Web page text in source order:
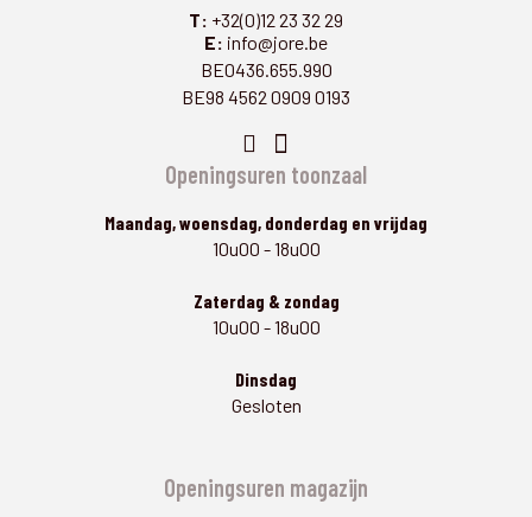
T: +32(0)12 23 32 29
E: info@jore.be
BE0436.655.990
BE98 4562 0909 0193
Openingsuren toonzaal
Maandag, woensdag, donderdag en vrijdag
10u00 - 18u00
Zaterdag & zondag
10u00 - 18u00
Dinsdag
Gesloten
Openingsuren magazijn